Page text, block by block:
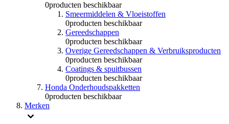
0producten beschikbaar
Smeermiddelen & Vloeistoffen
0producten beschikbaar
Gereedschappen
0producten beschikbaar
Overige Gereedschappen & Verbruiksproducten
0producten beschikbaar
Coatings & spuitbussen
0producten beschikbaar
Honda Onderhoudspakketten
0producten beschikbaar
Merken